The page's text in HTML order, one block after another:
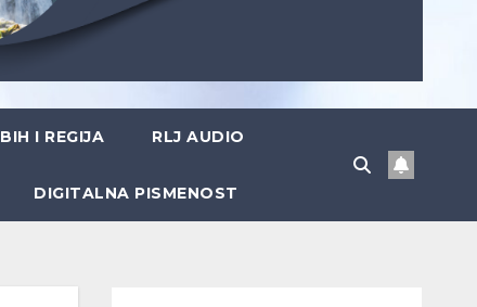
BIH I REGIJA RLJ AUDIO
DIGITALNA PISMENOST